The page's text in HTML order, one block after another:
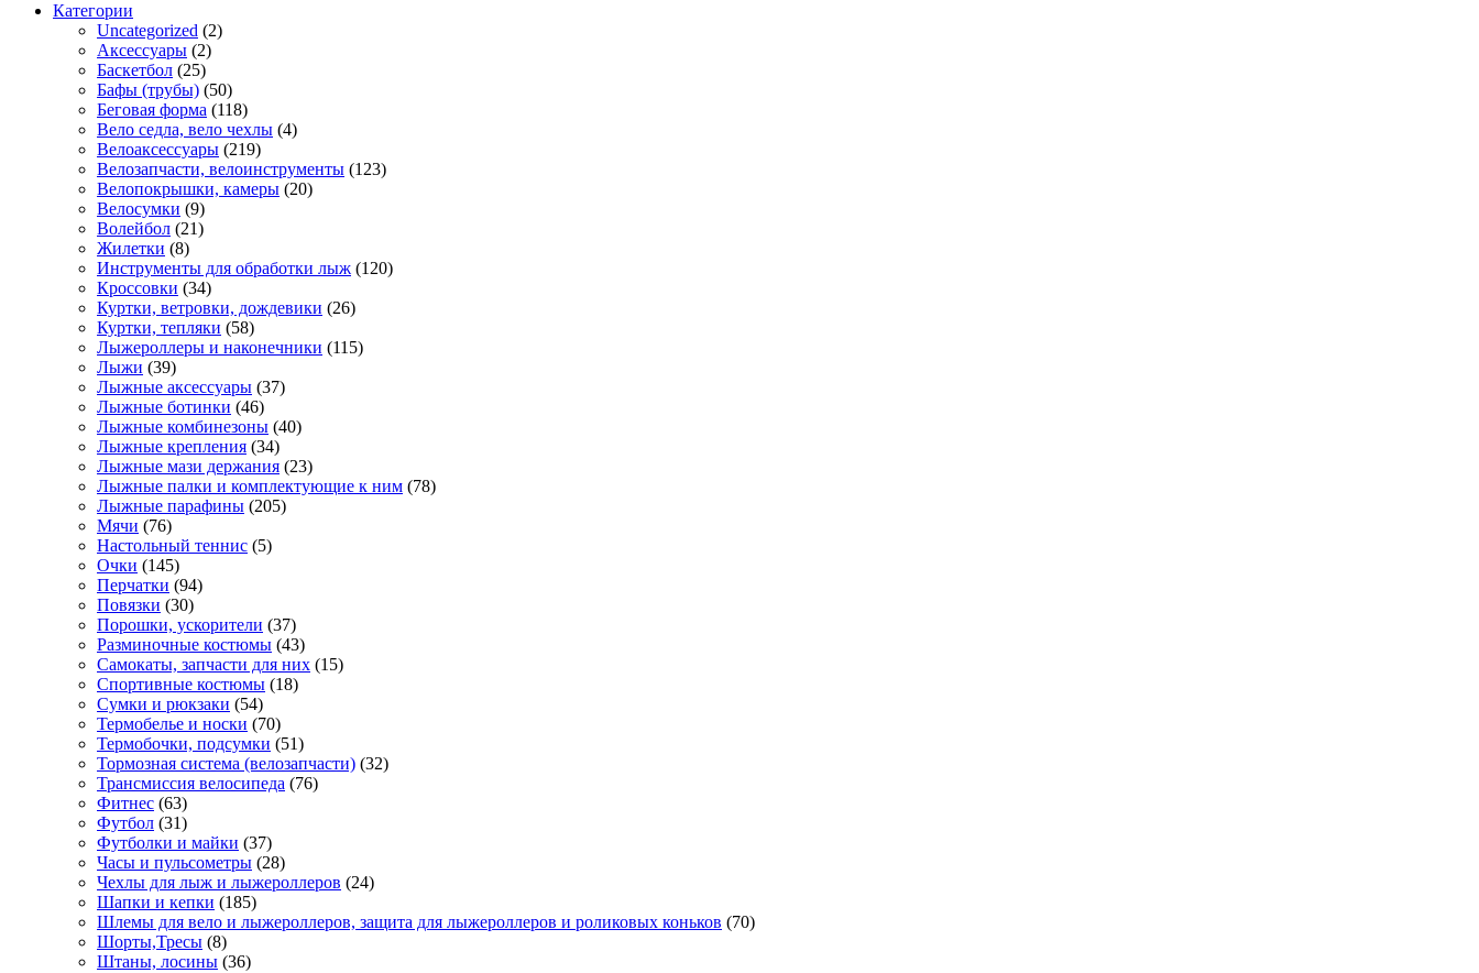
Категории
Uncategorized (2)
Аксессуары (2)
Баскетбол (25)
Бафы (трубы) (50)
Беговая форма (118)
Вело седла, вело чехлы (4)
Велоаксессуары (219)
Велозапчасти, велоинструменты (123)
Велопокрышки, камеры (20)
Велосумки (9)
Волейбол (21)
Жилетки (8)
Инструменты для обработки лыж (120)
Кроссовки (34)
Куртки, ветровки, дождевики (26)
Куртки, тепляки (58)
Лыжероллеры и наконечники (115)
Лыжи (39)
Лыжные аксессуары (37)
Лыжные ботинки (46)
Лыжные комбинезоны (40)
Лыжные крепления (34)
Лыжные мази держания (23)
Лыжные палки и комплектующие к ним (78)
Лыжные парафины (205)
Мячи (76)
Настольный теннис (5)
Очки (145)
Перчатки (94)
Повязки (30)
Порошки, ускорители (37)
Разминочные костюмы (43)
Самокаты, запчасти для них (15)
Спортивные костюмы (18)
Сумки и рюкзаки (54)
Термобелье и носки (70)
Термобочки, подсумки (51)
Тормозная система (велозапчасти) (32)
Трансмиссия велосипеда (76)
Фитнес (63)
Футбол (31)
Футболки и майки (37)
Часы и пульсометры (28)
Чехлы для лыж и лыжероллеров (24)
Шапки и кепки (185)
Шлемы для вело и лыжероллеров, защита для лыжероллеров и роликовых коньков (70)
Шорты,Тресы (8)
Штаны, лосины (36)